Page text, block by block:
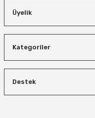
Üyelik
Kategoriler
Destek